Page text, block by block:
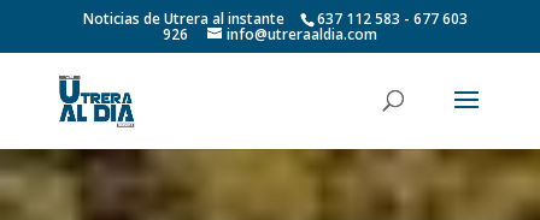
Noticias de Utrera al instante 637 112 583 - 677 603
926 info@utreraaldia.com